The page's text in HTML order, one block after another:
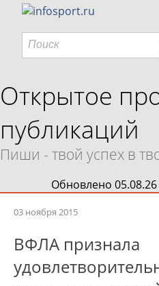
Открытое
публикаций
Пиши - твой успех в
Обновлено
03 ноября 2015
ВФЛА признала